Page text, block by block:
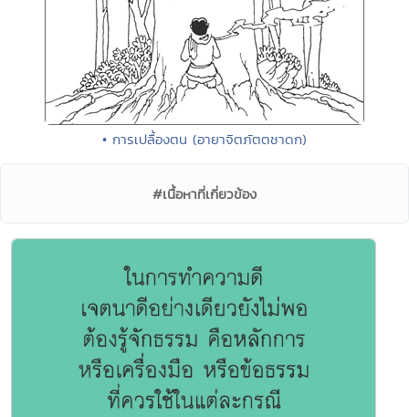
• การเปลื้องตน (อายาจิตภัตตชาดก)
#เนื้อหาที่เกี่ยวข้อง